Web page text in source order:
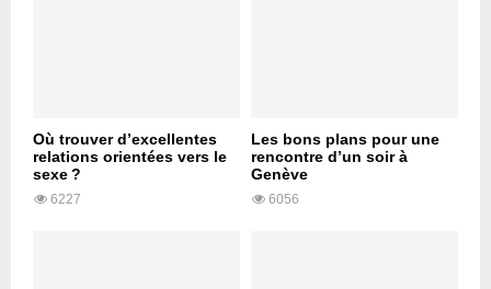
Où trouver d’excellentes
relations orientées vers le
sexe ?
6227
Les bons plans pour une
rencontre d’un soir à
Genève
6056